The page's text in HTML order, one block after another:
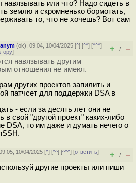
навязывать или что? Надо сидеть в
землю и скромненько бормотать,
то, что не хочешь? Вот сам
(ok), 09:04, 10/04/2025 [^] [^^] [^^^]
] + / –
навязывать другим
отношения не имеют.
других проектов запилить и
патчсет для поддержки DSA в
- если за десять лет они не
в свой "другой проект" каких-либо
DSA, то им даже и думать нечего о
10/04/2025 [^] [^^] [^^^] [ответить]
+ / –
другие проекты или пиши